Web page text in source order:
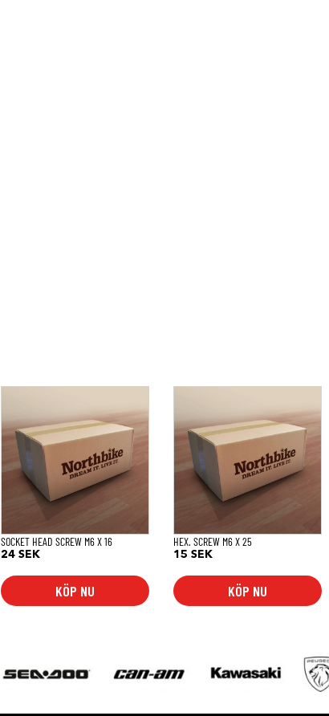
SOCKET HEAD SCREW M6 X 16
24SEK
KÖP NU
HEX. SCREW M6 X 25
15SEK
KÖP NU